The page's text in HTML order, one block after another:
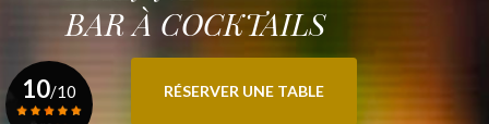
BAR À COCKTAILS
RÉSERVER UNE TABLE
10/10